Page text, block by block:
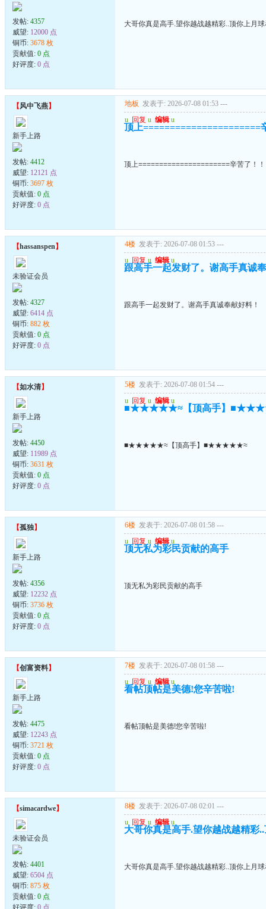
发帖: 4357
威望: 12000 点
铜币: 3678 枚
贡献值: 0 点
好评度: 0 点
大哥你真是高手.望你越战越精彩..顶你上月
【风中飞燕】
新手上路
发帖: 4412
威望: 12121 点
铜币: 3697 枚
贡献值: 0 点
好评度: 0 点
地板 发表于: 2026-07-08 01:53 ---
u 回复 u 编辑 u
顶上======================
顶上======================辛苦了！
【hassanspen】
未验证会员
发帖: 4327
威望: 6414 点
铜币: 882 枚
贡献值: 0 点
好评度: 0 点
4楼 发表于: 2026-07-08 01:53 ---
u 回复 u 编辑 u
跟高手一起发财了。谢高手真诚
跟高手一起发财了。谢高手真诚奉献好料！
【如水清】
新手上路
发帖: 4450
威望: 11989 点
铜币: 3631 枚
贡献值: 0 点
好评度: 0 点
5楼 发表于: 2026-07-08 01:54 ---
u 回复 u 编辑 u
■★★★★★≈【顶高手】
■★★★★★≈【顶高手】■★★★★★≈
【孤独】
新手上路
发帖: 4356
威望: 12232 点
铜币: 3736 枚
贡献值: 0 点
好评度: 0 点
6楼 发表于: 2026-07-08 01:58 ---
u 回复 u 编辑 u
顶无私为彩民贡献的高手
顶无私为彩民贡献的高手
【创富资料】
新手上路
发帖: 4475
威望: 12243 点
铜币: 3721 枚
贡献值: 0 点
好评度: 0 点
7楼 发表于: 2026-07-08 01:58 ---
u 回复 u 编辑 u
看帖顶帖是美德!您辛苦啦!
看帖顶帖是美德!您辛苦啦!
【simacardwe】
未验证会员
发帖: 4401
威望: 6504 点
铜币: 875 枚
贡献值: 0 点
好评度: 0 点
8楼 发表于: 2026-07-08 02:01 ---
u 回复 u 编辑 u
大哥你真是高手.望你越战越精彩
大哥你真是高手.望你越战越精彩..顶你上月